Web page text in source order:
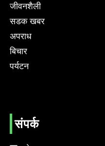
जीवनशैली
सडक खबर
अपराध
बिचार
पर्यटन
संपर्क